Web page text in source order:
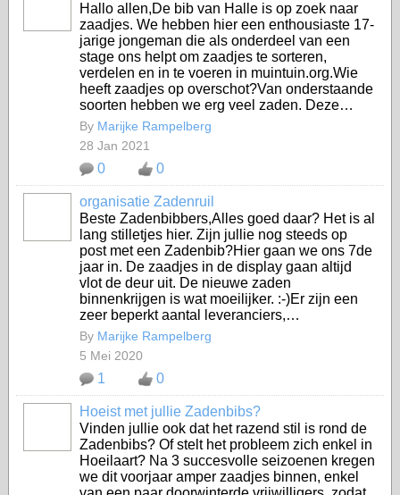
Hallo allen,De bib van Halle is op zoek naar
zaadjes. We hebben hier een enthousiaste 17-
jarige jongeman die als onderdeel van een
stage ons helpt om zaadjes te sorteren,
verdelen en in te voeren in muintuin.org.Wie
heeft zaadjes op overschot?Van onderstaande
soorten hebben we erg veel zaden. Deze…
By Marijke Rampelberg
28 Jan 2021
0 0
organisatie Zadenruil
Beste Zadenbibbers,Alles goed daar? Het is al
lang stilletjes hier. Zijn jullie nog steeds op
post met een Zadenbib?Hier gaan we ons 7de
jaar in. De zaadjes in de display gaan altijd
vlot de deur uit. De nieuwe zaden
binnenkrijgen is wat moeilijker. :-)Er zijn een
zeer beperkt aantal leveranciers,…
By Marijke Rampelberg
5 Mei 2020
1 0
Hoeist met jullie Zadenbibs?
Vinden jullie ook dat het razend stil is rond de
Zadenbibs? Of stelt het probleem zich enkel in
Hoeilaart? Na 3 succesvolle seizoenen kregen
we dit voorjaar amper zaadjes binnen, enkel